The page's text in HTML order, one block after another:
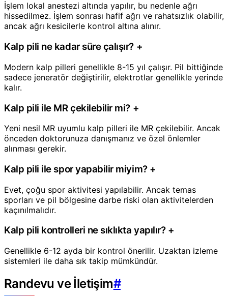
İşlem lokal anestezi altında yapılır, bu nedenle ağrı
hissedilmez. İşlem sonrası hafif ağrı ve rahatsızlık olabilir,
ancak ağrı kesicilerle kontrol altına alınır.
Kalp pili ne kadar süre çalışır? +
Modern kalp pilleri genellikle 8-15 yıl çalışır. Pil bittiğinde
sadece jeneratör değiştirilir, elektrotlar genellikle yerinde
kalır.
Kalp pili ile MR çekilebilir mi? +
Yeni nesil MR uyumlu kalp pilleri ile MR çekilebilir. Ancak
önceden doktorunuza danışmanız ve özel önlemler
alınması gerekir.
Kalp pili ile spor yapabilir miyim? +
Evet, çoğu spor aktivitesi yapılabilir. Ancak temas
sporları ve pil bölgesine darbe riski olan aktivitelerden
kaçınılmalıdır.
Kalp pili kontrolleri ne sıklıkta yapılır? +
Genellikle 6-12 ayda bir kontrol önerilir. Uzaktan izleme
sistemleri ile daha sık takip mümkündür.
Randevu ve İletişim#